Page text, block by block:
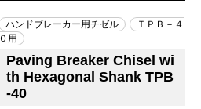
ハンドブレーカー用チゼル
ＴＰＢ－４
０用
Paving Breaker Chisel wi
th Hexagonal Shank TPB
-40